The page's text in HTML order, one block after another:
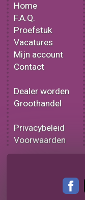
Home
F.A.Q.
Proefstuk
Vacatures
Mijn account
Contact
Dealer worden
Groothandel
Privacybeleid
Voorwaarden